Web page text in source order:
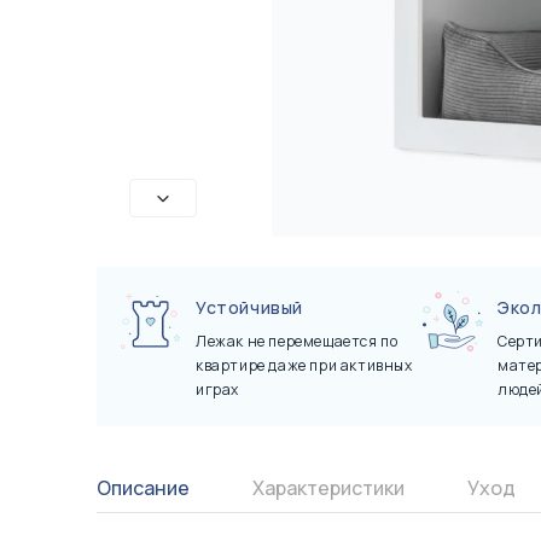
Устойчивый
Лежак не перемещается по
квартире даже при активных
играх
Описание Характеристики Уход